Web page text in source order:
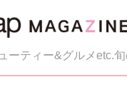
ーティー&グルメetc.